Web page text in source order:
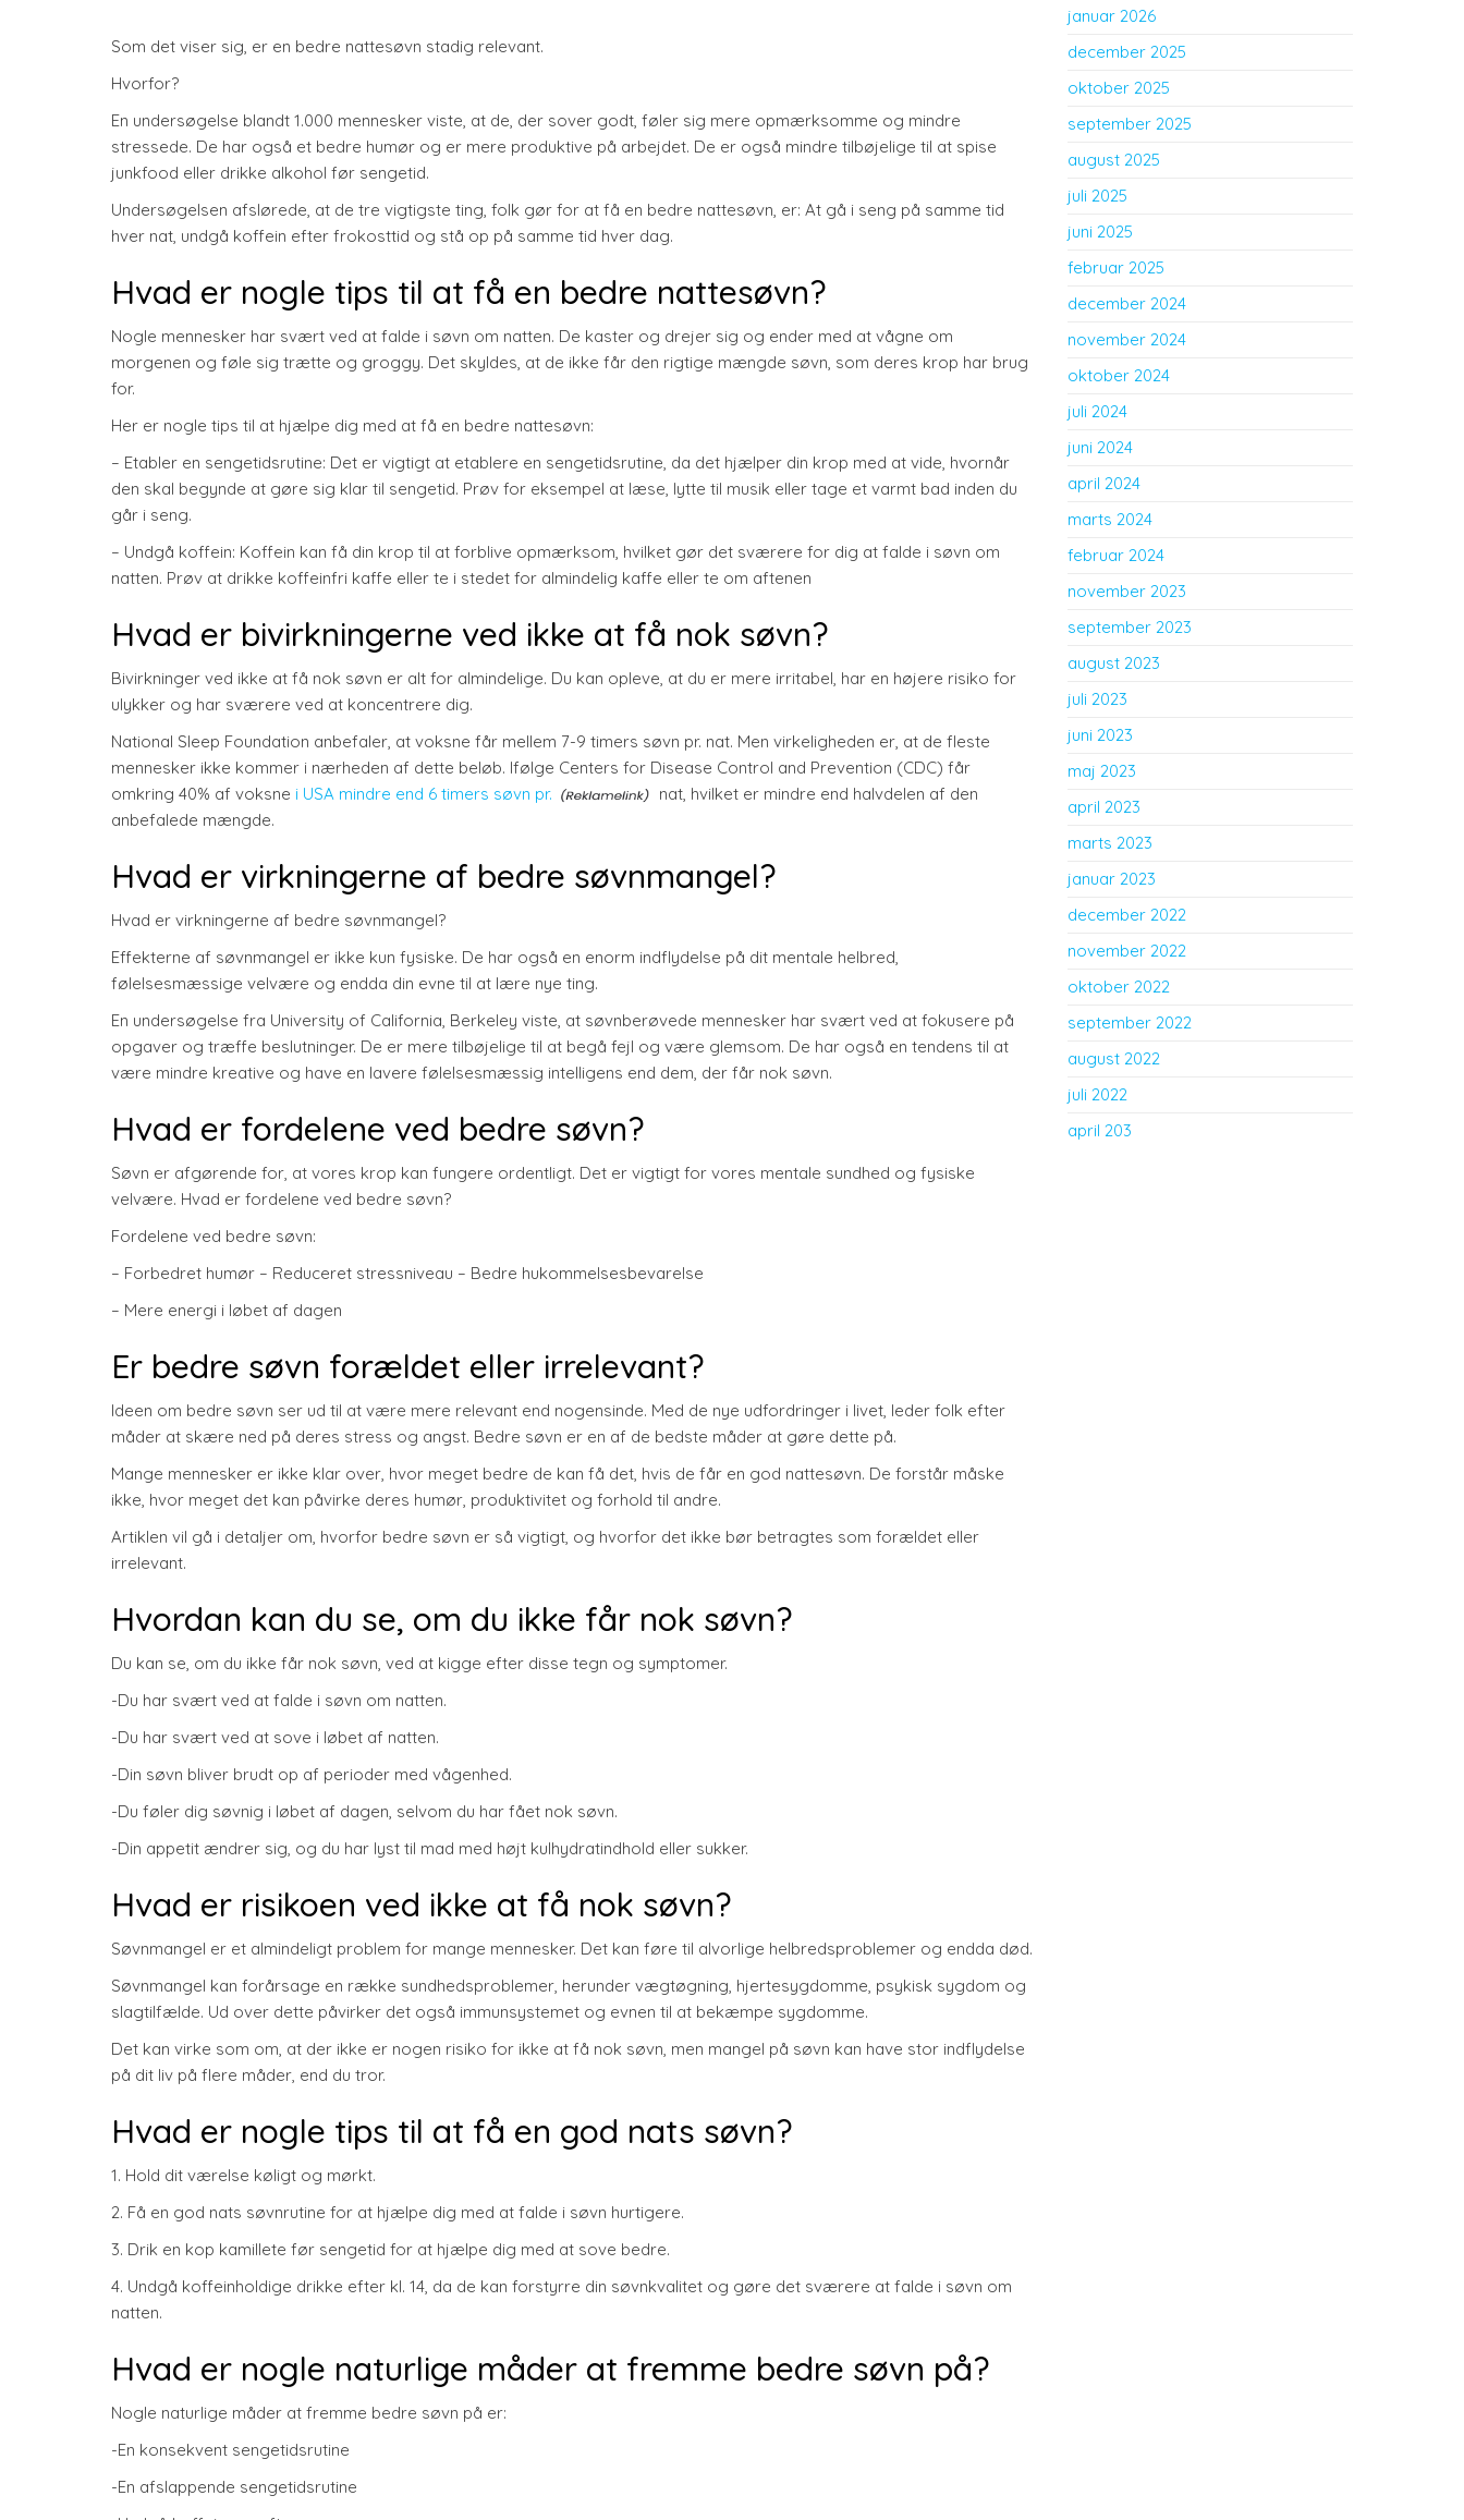
Som det viser sig, er en bedre nattesøvn stadig relevant.
Hvorfor?
En undersøgelse blandt 1.000 mennesker viste, at de, der sover godt, føler sig mere opmærksomme og mindre
stressede. De har også et bedre humør og er mere produktive på arbejdet. De er også mindre tilbøjelige til at spise
junkfood eller drikke alkohol før sengetid.
Undersøgelsen afslørede, at de tre vigtigste ting, folk gør for at få en bedre nattesøvn, er: At gå i seng på samme tid
hver nat, undgå koffein efter frokosttid og stå op på samme tid hver dag.
Hvad er nogle tips til at få en bedre nattesøvn?
Nogle mennesker har svært ved at falde i søvn om natten. De kaster og drejer sig og ender med at vågne om
morgenen og føle sig trætte og groggy. Det skyldes, at de ikke får den rigtige mængde søvn, som deres krop har brug
for.
Her er nogle tips til at hjælpe dig med at få en bedre nattesøvn:
– Etabler en sengetidsrutine: Det er vigtigt at etablere en sengetidsrutine, da det hjælper din krop med at vide, hvornår
den skal begynde at gøre sig klar til sengetid. Prøv for eksempel at læse, lytte til musik eller tage et varmt bad inden du
går i seng.
– Undgå koffein: Koffein kan få din krop til at forblive opmærksom, hvilket gør det sværere for dig at falde i søvn om
natten. Prøv at drikke koffeinfri kaffe eller te i stedet for almindelig kaffe eller te om aftenen
Hvad er bivirkningerne ved ikke at få nok søvn?
Bivirkninger ved ikke at få nok søvn er alt for almindelige. Du kan opleve, at du er mere irritabel, har en højere risiko for
ulykker og har sværere ved at koncentrere dig.
National Sleep Foundation anbefaler, at voksne får mellem 7-9 timers søvn pr. nat. Men virkeligheden er, at de fleste
mennesker ikke kommer i nærheden af dette beløb. Ifølge Centers for Disease Control and Prevention (CDC) får
omkring 40% af voksne i USA mindre end 6 timers søvn pr.
nat, hvilket er mindre end halvdelen af den
anbefalede mængde.
Hvad er virkningerne af bedre søvnmangel?
Hvad er virkningerne af bedre søvnmangel?
Effekterne af søvnmangel er ikke kun fysiske. De har også en enorm indflydelse på dit mentale helbred,
følelsesmæssige velvære og endda din evne til at lære nye ting.
En undersøgelse fra University of California, Berkeley viste, at søvnberøvede mennesker har svært ved at fokusere på
opgaver og træffe beslutninger. De er mere tilbøjelige til at begå fejl og være glemsom. De har også en tendens til at
være mindre kreative og have en lavere følelsesmæssig intelligens end dem, der får nok søvn.
Hvad er fordelene ved bedre søvn?
Søvn er afgørende for, at vores krop kan fungere ordentligt. Det er vigtigt for vores mentale sundhed og fysiske
velvære. Hvad er fordelene ved bedre søvn?
Fordelene ved bedre søvn:
– Forbedret humør – Reduceret stressniveau – Bedre hukommelsesbevarelse
– Mere energi i løbet af dagen
Er bedre søvn forældet eller irrelevant?
Ideen om bedre søvn ser ud til at være mere relevant end nogensinde. Med de nye udfordringer i livet, leder folk efter
måder at skære ned på deres stress og angst. Bedre søvn er en af de bedste måder at gøre dette på.
Mange mennesker er ikke klar over, hvor meget bedre de kan få det, hvis de får en god nattesøvn. De forstår måske
ikke, hvor meget det kan påvirke deres humør, produktivitet og forhold til andre.
Artiklen vil gå i detaljer om, hvorfor bedre søvn er så vigtigt, og hvorfor det ikke bør betragtes som forældet eller
irrelevant.
Hvordan kan du se, om du ikke får nok søvn?
Du kan se, om du ikke får nok søvn, ved at kigge efter disse tegn og symptomer.
-Du har svært ved at falde i søvn om natten.
-Du har svært ved at sove i løbet af natten.
-Din søvn bliver brudt op af perioder med vågenhed.
-Du føler dig søvnig i løbet af dagen, selvom du har fået nok søvn.
-Din appetit ændrer sig, og du har lyst til mad med højt kulhydratindhold eller sukker.
Hvad er risikoen ved ikke at få nok søvn?
Søvnmangel er et almindeligt problem for mange mennesker. Det kan føre til alvorlige helbredsproblemer og endda død.
Søvnmangel kan forårsage en række sundhedsproblemer, herunder vægtøgning, hjertesygdomme, psykisk sygdom og
slagtilfælde. Ud over dette påvirker det også immunsystemet og evnen til at bekæmpe sygdomme.
Det kan virke som om, at der ikke er nogen risiko for ikke at få nok søvn, men mangel på søvn kan have stor indflydelse
på dit liv på flere måder, end du tror.
Hvad er nogle tips til at få en god nats søvn?
1. Hold dit værelse køligt og mørkt.
2. Få en god nats søvnrutine for at hjælpe dig med at falde i søvn hurtigere.
3. Drik en kop kamillete før sengetid for at hjælpe dig med at sove bedre.
4. Undgå koffeinholdige drikke efter kl. 14, da de kan forstyrre din søvnkvalitet og gøre det sværere at falde i søvn om
natten.
Hvad er nogle naturlige måder at fremme bedre søvn på?
Nogle naturlige måder at fremme bedre søvn på er:
-En konsekvent sengetidsrutine
-En afslappende sengetidsrutine
januar 2026
december 2025
oktober 2025
september 2025
august 2025
juli 2025
juni 2025
februar 2025
december 2024
november 2024
oktober 2024
juli 2024
juni 2024
april 2024
marts 2024
februar 2024
november 2023
september 2023
august 2023
juli 2023
juni 2023
maj 2023
april 2023
marts 2023
januar 2023
december 2022
november 2022
oktober 2022
september 2022
august 2022
juli 2022
april 203